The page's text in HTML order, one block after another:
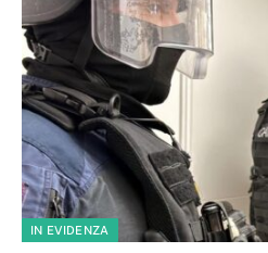
IN EVIDENZA